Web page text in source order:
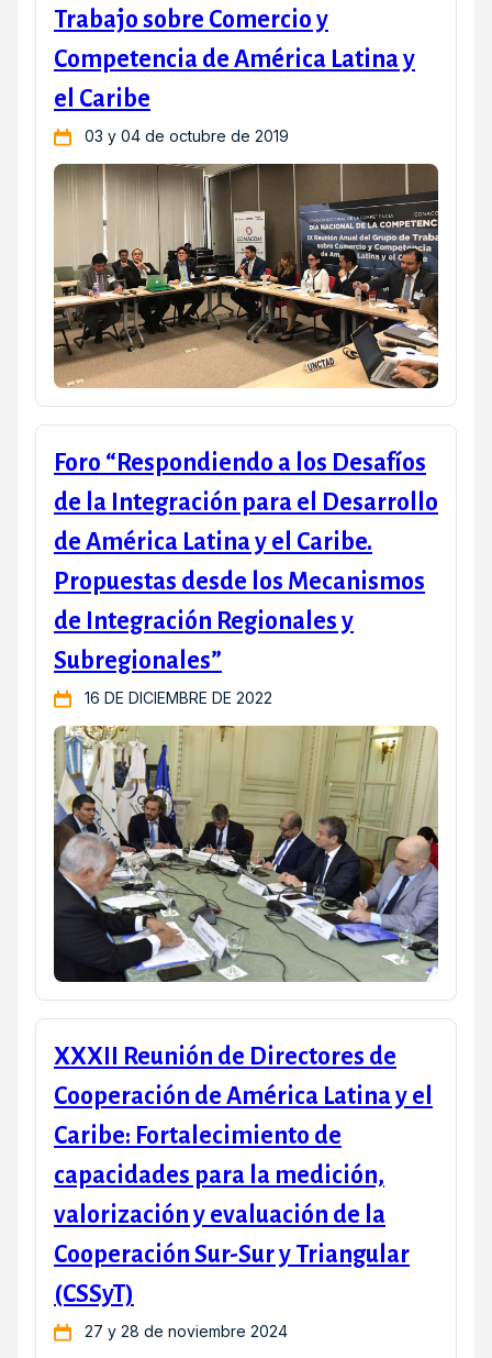
Trabajo sobre Comercio y
Competencia de América Latina y
el Caribe
03 y 04 de octubre de 2019
Foro “Respondiendo a los Desafíos
de la Integración para el Desarrollo
de América Latina y el Caribe.
Propuestas desde los Mecanismos
de Integración Regionales y
Subregionales”
16 DE DICIEMBRE DE 2022
XXXII Reunión de Directores de
Cooperación de América Latina y el
Caribe: Fortalecimiento de
capacidades para la medición,
valorización y evaluación de la
Cooperación Sur-Sur y Triangular
(CSSyT)
27 y 28 de noviembre 2024